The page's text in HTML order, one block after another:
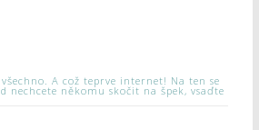
všechno. A což teprve internet! Na ten se
nechcete někomu skočit na špek, vsaďte